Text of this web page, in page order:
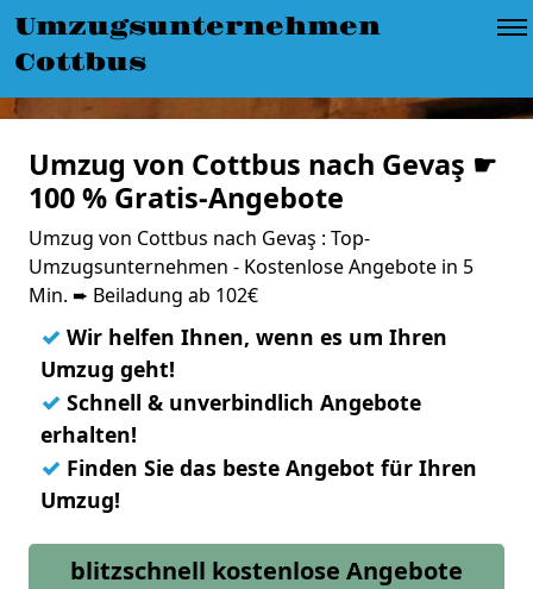
Umzugsunternehmen
Cottbus
Umzug von Cottbus nach Gevaş ☛
100 % Gratis-Angebote
Umzug von Cottbus nach Gevaş : Top-
Umzugsunternehmen - Kostenlose Angebote in 5
Min. ➨ Beiladung ab 102€
✓ Wir helfen Ihnen, wenn es um Ihren
Umzug geht!
✓ Schnell & unverbindlich Angebote
erhalten!
✓ Finden Sie das beste Angebot für Ihren
Umzug!
blitzschnell kostenlose Angebote